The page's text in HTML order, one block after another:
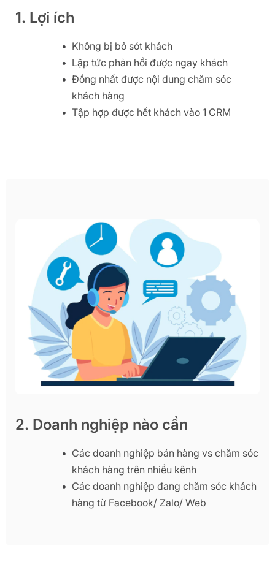
1. Lợi ích
Không bị bỏ sót khách
Lập tức phản hồi được ngay khách
Đồng nhất được nội dung chăm sóc
khách hàng
Tập hợp được hết khách vào 1 CRM
2. Doanh nghiệp nào cần
Các doanh nghiệp bán hàng vs chăm sóc
khách hàng trên nhiều kênh
Các doanh nghiệp đang chăm sóc khách
hàng từ Facebook/ Zalo/ Web